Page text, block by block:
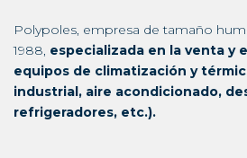
Polypoles, empresa de tamaño
1988, especializada en la venta y
equipos de climatización y
industrial, aire acondicionado,
refrigeradores, etc.).